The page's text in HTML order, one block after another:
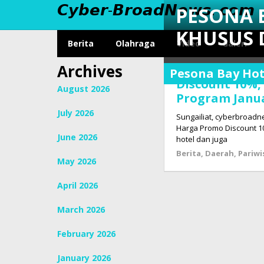
content
𝘾𝙮𝙗𝙚𝙧-𝘽𝙧𝙤𝙖𝙙𝙉𝙚𝙬𝙨. 𝙘𝙤𝙢
Berita Olahraga Video Galeri
Archives
August 2026
July 2026
June 2026
May 2026
April 2026
March 2026
February 2026
January 2026
PESONA
KHUSUS
Berita,
Pariwisata,
Pesona
Bay
Hotel
March
by
Pesona Bay
Discount
Program
Sungailiat,
Harga Promo Discount
hotel dan juga
Berita, Daerah,